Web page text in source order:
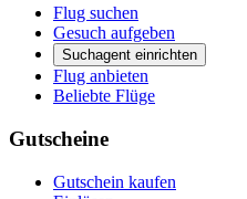
Flug suchen
Gesuch aufgeben
Suchagent einrichten
Flug anbieten
Beliebte Flüge
Gutscheine
Gutschein kaufen